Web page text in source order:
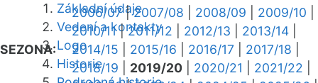
Základní údaje
Vedení a kontakty
Logo
Historie
SEZONA:
2006/07|2007/08 2008/09 2009/10
2010/11|2011/12 2012/13 2013/14
2014/15
2015/16 2016/17 2017/18
2018/19
2019/20 2020/21 2021/22